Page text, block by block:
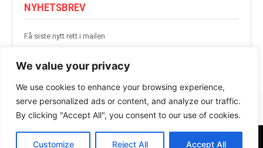
We value your privacy
We use cookies to enhance your browsing experience,
serve personalized ads or content, and analyze our traffic.
By clicking "Accept All", you consent to our use of cookies.
Customize Reject All Accept All
NYHETSBREV
Få siste nytt rett i mailen